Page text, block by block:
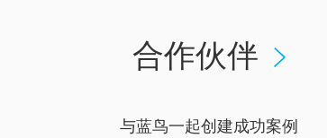
合作伙伴
与蓝鸟一起创建成功案例